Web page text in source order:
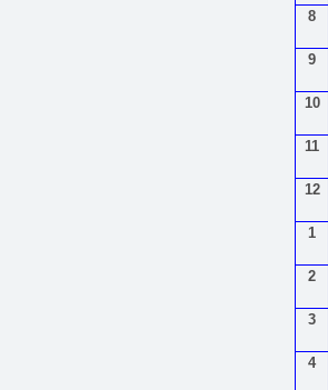
8
9
10
11
12
1
2
3
4